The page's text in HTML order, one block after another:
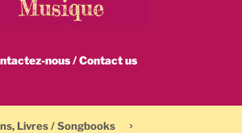
nous / Contact us
Livres / Songbooks ›